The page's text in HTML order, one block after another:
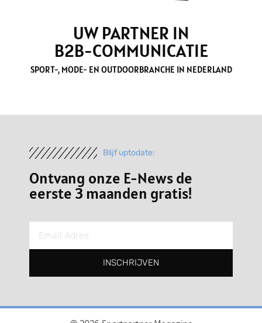
UW PARTNER IN
B2B-COMMUNICATIE
SPORT-, MODE- EN OUTDOORBRANCHE IN NEDERLAND
Blijf uptodate:
Ontvang onze E-News de
eerste 3 maanden gratis!
INSCHRIJVEN